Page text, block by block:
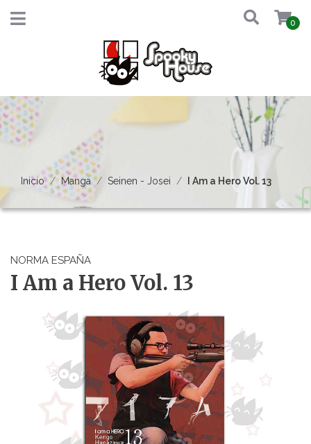
0
Inicio Manga Seinen - Josei I Am a Hero Vol. 13
NORMA ESPAÑA
I Am a Hero Vol. 13